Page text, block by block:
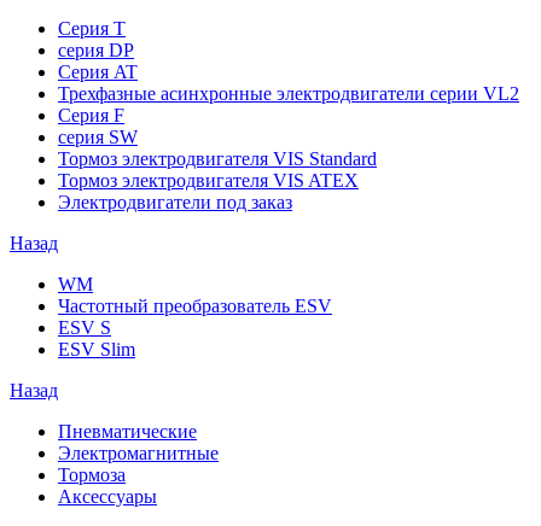
Серия T
серия DP
Серия AT
Трехфазные асинхронные электродвигатели серии VL2
Серия F
серия SW
Тормоз электродвигателя VIS Standard
Тормоз электродвигателя VIS ATEX
Электродвигатели под заказ
Назад
WM
Частотный преобразователь ESV
ESV S
ESV Slim
Назад
Пневматические
Электромагнитные
Тормоза
Аксессуары